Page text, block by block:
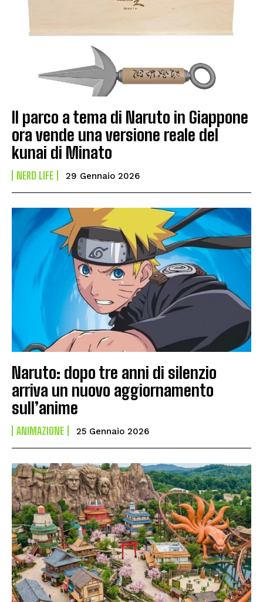
Il parco a tema di Naruto in Giappone
ora vende una versione reale del
kunai di Minato
NERD LIFE 29 Gennaio 2026
Naruto: dopo tre anni di silenzio
arriva un nuovo aggiornamento
sull’anime
ANIMAZIONE 25 Gennaio 2026